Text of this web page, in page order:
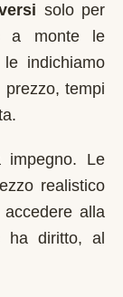
solo per
a monte le
indichiamo
tempi
impegno. Le
realistico
alla
diritto, al